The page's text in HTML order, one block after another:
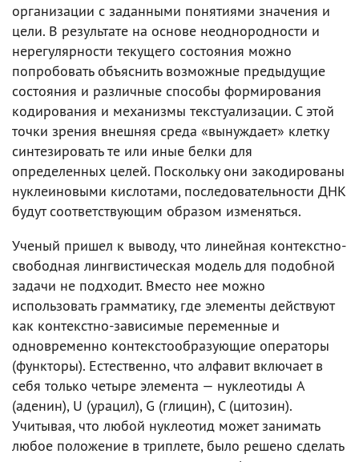
организации с заданными понятиями значения и
цели. В результате на основе неоднородности и
нерегулярности текущего состояния можно
попробовать объяснить возможные предыдущие
состояния и различные способы формирования
кодирования и механизмы текстуализации. С этой
точки зрения внешняя среда «вынуждает» клетку
синтезировать те или иные белки для
определенных целей. Поскольку они закодированы
нуклеиновыми кислотами, последовательности ДНК
будут соответствующим образом изменяться.
Ученый пришел к выводу, что линейная контекстно-
свободная лингвистическая модель для подобной
задачи не подходит. Вместо нее можно
использовать грамматику, где элементы действуют
как контекстно-зависимые переменные и
одновременно контекстообразующие операторы
(функторы). Естественно, что алфавит включает в
себя только четыре элемента — нуклеотиды A
(аденин), U (урацил), G (глицин), C (цитозин).
Учитывая, что любой нуклеотид может занимать
любое положение в триплете, было решено сделать